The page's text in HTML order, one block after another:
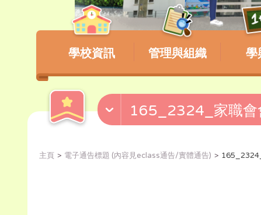
學校資訊 管理與組織 學
165_2324_家職會
主頁 電子通告標題 (內容見eclass通告/實體通告)